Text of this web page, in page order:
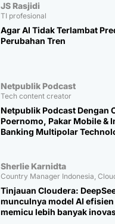
JS Rasjidi
TI profesional
Agar AI Tidak Terlambat
Perubahan Tren
Netpublik Podcast
Tech content creator
Netpublik Podcast Dengan
Poernomo, Pakar Mobile &
Banking Multipolar
Sherlie Karnidta
Country Manager Indonesia,
Tinjauan Cloudera:
munculnya model AI efisien
memicu lebih banyak